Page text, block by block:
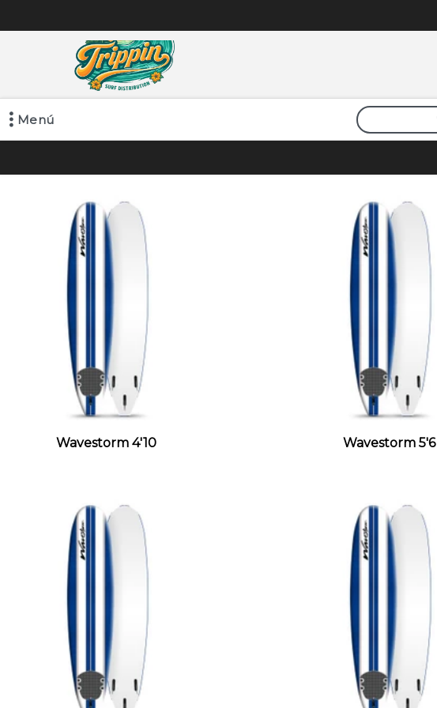
Menú
Wavestorm 4'10 Wavestorm 5'6